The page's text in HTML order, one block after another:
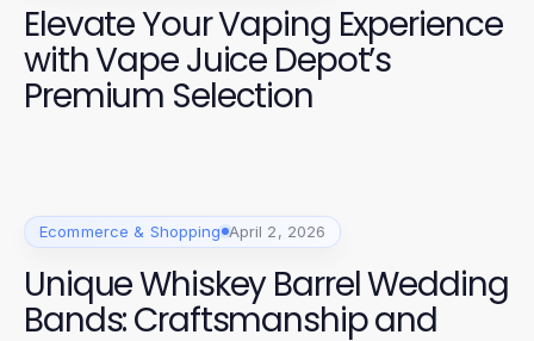
Elevate Your Vaping Experience
with Vape Juice Depot’s
Premium Selection
Ecommerce & Shopping April 2, 2026
Unique Whiskey Barrel Wedding
Bands: Craftsmanship and